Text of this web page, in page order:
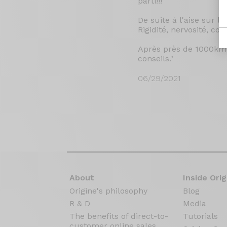
De suite à l'aise sur
Rigidité, nervosité,
Après près de
conseils."
06/29/2021
About
Origine's philosophy
R & D
The benefits of direct-to-
Inside
Blog
Media
Tutorials